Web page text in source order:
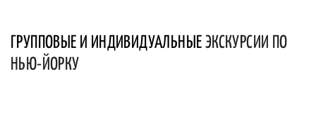
ГРУППОВЫЕ И ИНДИВИДУАЛЬНЫЕ ЭКСКУРСИИ ПО
НЬЮ-ЙОРКУ